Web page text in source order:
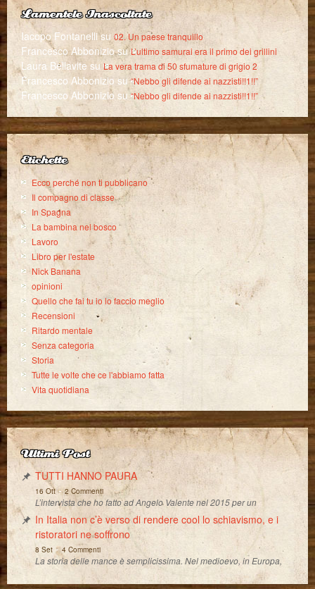
Lamentele Inascoltate
Iacopo Fontanellisu02. Un paese tranquillo
Francesco AbboniziosuL’ultimo samurai era il primo dei grillini
Laura Bellavite su La vera trama di 50 sfumature di grigio 2
Francesco Abbonizio su“Nebbo gli difende ai nazzisti!!1!!”
Francesco Abbonizio su“Nebbo gli difende ai nazzisti!!1!!”
Etichette
Ecco perché non ti pubblicano
Il compagno di classe
In Spagna
La bambina nel bosco
Lavoro
Libro per l'estate
Nick Banana
opinioni
Quello che fai tu io lo faccio meglio
Recensioni
Ritardo mentale
Senza categoria
Storia
Tutte le volte che ce l'abbiamo fatta
Vita quotidiana
Ultimi Post
TUTTI HANNO PAURA
16 Ott-2 Commenti
L’intervista che ho fatto ad Angelo Valente nel 2015 per un
In Italia non c’è verso di rendere cool lo schiavismo, e i
ristoratori ne soffrono
8 Set-4 Commenti
La storia delle mance è semplicissima. Nel medioevo, in Europa,